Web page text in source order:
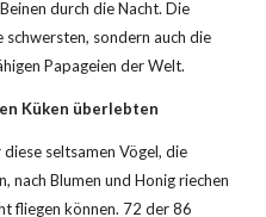
durch die Nacht. Die
sondern auch die
Papageien der Welt.
Küken überlebten
seltsamen Vögel, die
nach Blumen und Honig riechen
fliegen können. 72 der 86